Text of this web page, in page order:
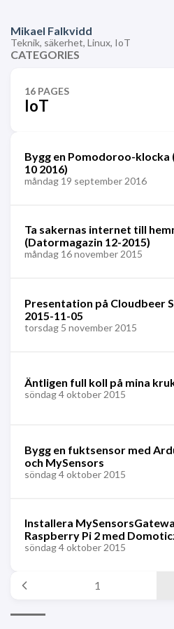
Mikael Falkvidd
Teknik, säkerhet, Linux, IoT
CATEGORIES
16 PAGES
IoT
Bygg en Pomodoroo-klocka
10 2016)
måndag 19 september 2016
Ta sakernas internet till
(Datormagazin 12-2015)
måndag 16 november 2015
Presentation på Cloudbeer
2015-11-05
torsdag 5 november 2015
Äntligen full koll på mina
söndag 4 oktober 2015
Bygg en fuktsensor med
och MySensors
söndag 4 oktober 2015
Installera
Raspberry Pi 2 med
söndag 4 oktober 2015
1